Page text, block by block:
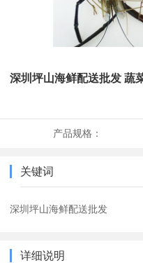
深圳坪山海鲜配送批发 蔬
产品规格：
关键词
深圳坪山海鲜配送批发
详细说明